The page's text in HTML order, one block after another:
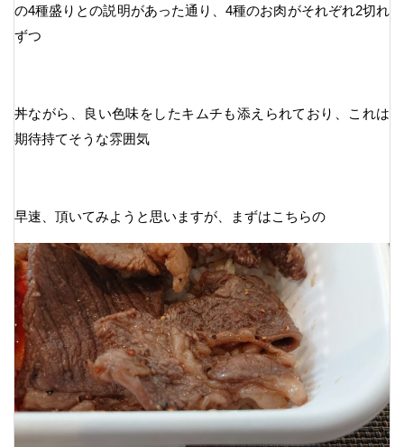
の4種盛りとの説明があった通り、4種のお肉がそれぞれ2切れ
ずつ
丼ながら、良い色味をしたキムチも添えられており、これは
期待持てそうな雰囲気
早速、頂いてみようと思いますが、まずはこちらの